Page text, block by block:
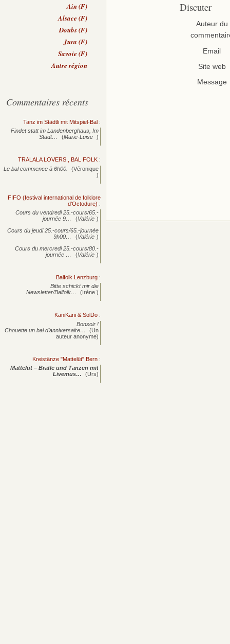
Discuter
Auteur du
Email
Site web
Message
Ain (F)
Alsace (F)
Doubs (F)
Jura (F)
Savoie (F)
Autre région
Commentaires récents
Tanz im Städtli mit Mitspiel-Bal :
Findet statt im Landenberghaus, Im
Städt…
(Marie-Luise )
TRALALA LOVERS , BAL FOLK :
Le bal commence à 6h00.
(Véronique
)
FIFO (festival international de folklore
d'Octodure) :
Cours du vendredi 25.-cours/65.-
journée 9… (Valérie )
Cours du jeudi 25.-cours/65.-journée
9h00…
(Valérie )
Cours du mercredi 25.-cours/80.-
journée … (Valérie )
Balfolk Lenzburg :
Bitte schickt mir die
Newsletter/Balfolk…
(Irène )
KaniKani & SolDo :
Bonsoir !
Chouette un bal d’anniversaire…
(Un
auteur anonyme)
Kreistänze "Mattelüt" Bern :
Mattelüt – Brätle und Tanzen mit
Livemus…
(Urs)